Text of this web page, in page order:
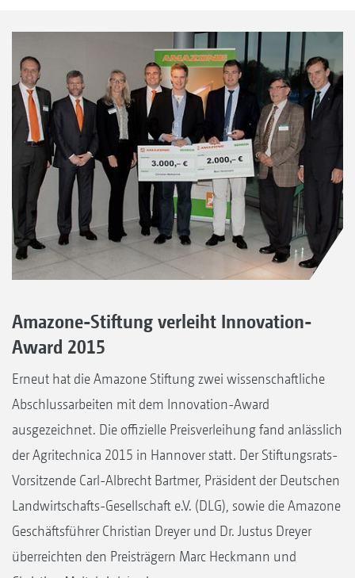
Amazone-Stiftung verleiht Innovation-
Award 2015
Erneut hat die Amazone Stiftung zwei wissenschaftliche
Abschlussarbeiten mit dem Innovation-Award
ausgezeichnet. Die offizielle Preisverleihung fand anlässlich
der Agritechnica 2015 in Hannover statt. Der Stiftungsrats-
Vorsitzende Carl-Albrecht Bartmer, Präsident der Deutschen
Landwirtschafts-Gesellschaft e.V. (DLG), sowie die Amazone
Geschäftsführer Christian Dreyer und Dr. Justus Dreyer
überreichten den Preisträgern Marc Heckmann und